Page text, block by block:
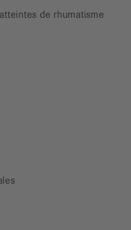
de rhumatisme